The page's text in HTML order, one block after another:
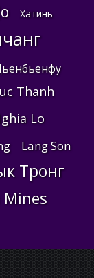
Хатинь
Thanh
Lo
Lang Son
Тронг
Mines